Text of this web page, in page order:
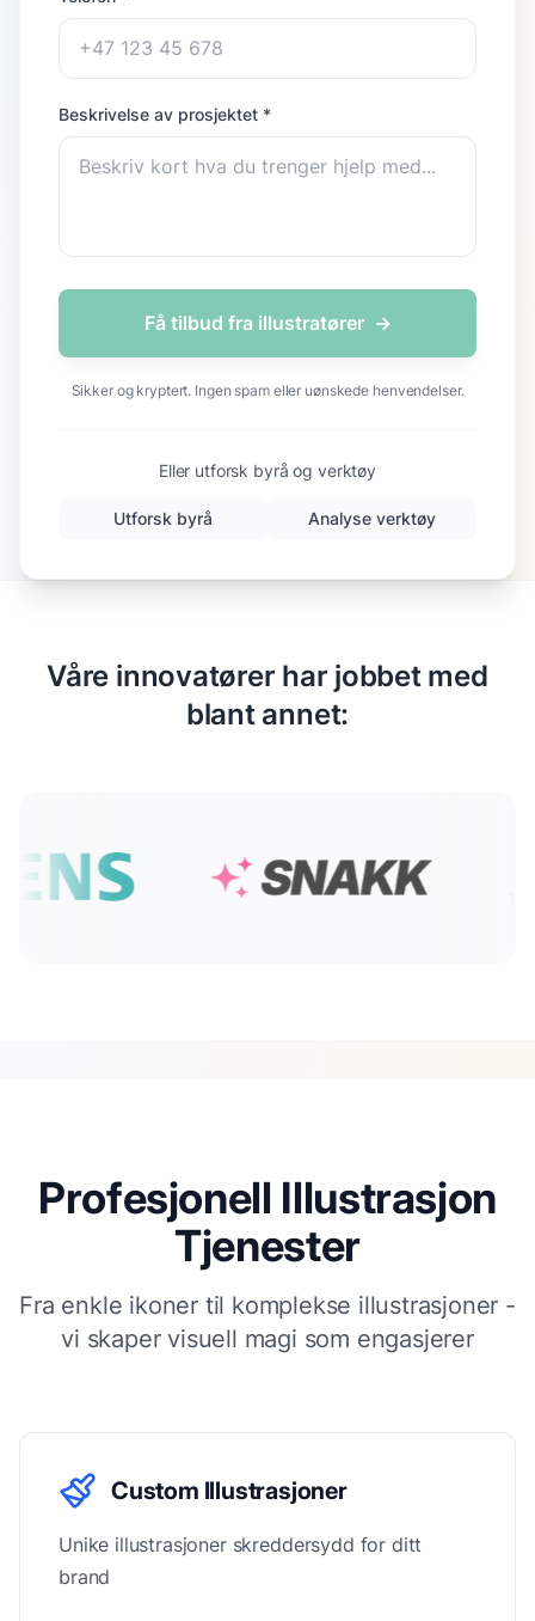
Beskrivelse av prosjektet *
Få tilbud fra illustratører →
Sikker og kryptert. Ingen spam eller uønskede henvendelser.
Eller utforsk byrå og verktøy
Utforsk byrå Analyse verktøy
Våre innovatører har jobbet med
blant annet:
Profesjonell Illustrasjon
Tjenester
Fra enkle ikoner til komplekse illustrasjoner -
vi skaper visuell magi som engasjerer
Custom Illustrasjoner
Unike illustrasjoner skreddersydd for ditt
brand